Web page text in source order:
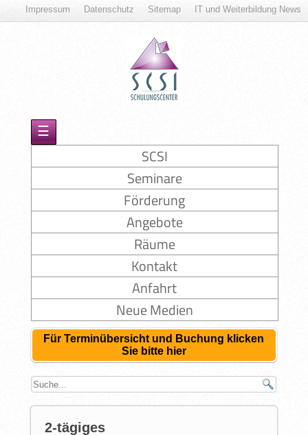
IT und Weiterbildung News
Sitemap
Datenschutz
Impressum
☰
SCSI
Seminare
Förderung
Angebote
Räume
Kontakt
Anfahrt
Neue Medien
Für Terminübersicht und Buchung klicken
Sie bitte hier
2-tägiges